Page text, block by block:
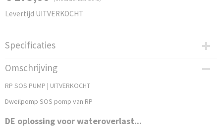
Levertijd UITVERKOCHT
Specificaties
Bruto gewicht
10,00 Kg
Omschrijving
RP SOS PUMP | UITVERKOCHT
Dweilpomp SOS pomp van RP
DE oplossing voor wateroverlast...